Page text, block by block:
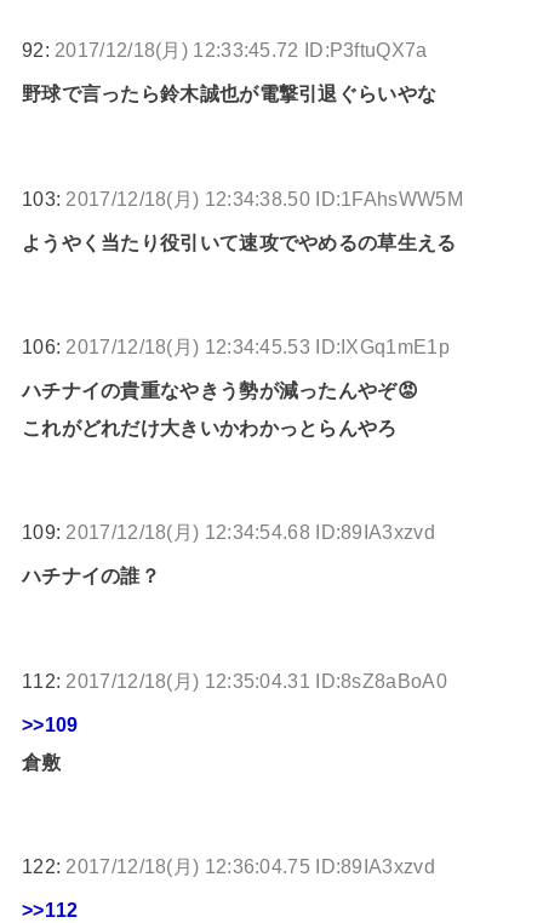
92: 2017/12/18(月) 12:33:45.72 ID:P3ftuQX7a
野球で言ったら鈴木誠也が電撃引退ぐらいやな
103: 2017/12/18(月) 12:34:38.50 ID:1FAhsWW5M
ようやく当たり役引いて速攻でやめるの草生える
106: 2017/12/18(月) 12:34:45.53 ID:IXGq1mE1p
ハチナイの貴重なやきう勢が減ったんやぞ😡
これがどれだけ大きいかわかっとらんやろ
109: 2017/12/18(月) 12:34:54.68 ID:89IA3xzvd
ハチナイの誰？
112: 2017/12/18(月) 12:35:04.31 ID:8sZ8aBoA0
>>109
倉敷
122: 2017/12/18(月) 12:36:04.75 ID:89IA3xzvd
>>112